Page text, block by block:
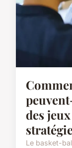
des
Le basket-